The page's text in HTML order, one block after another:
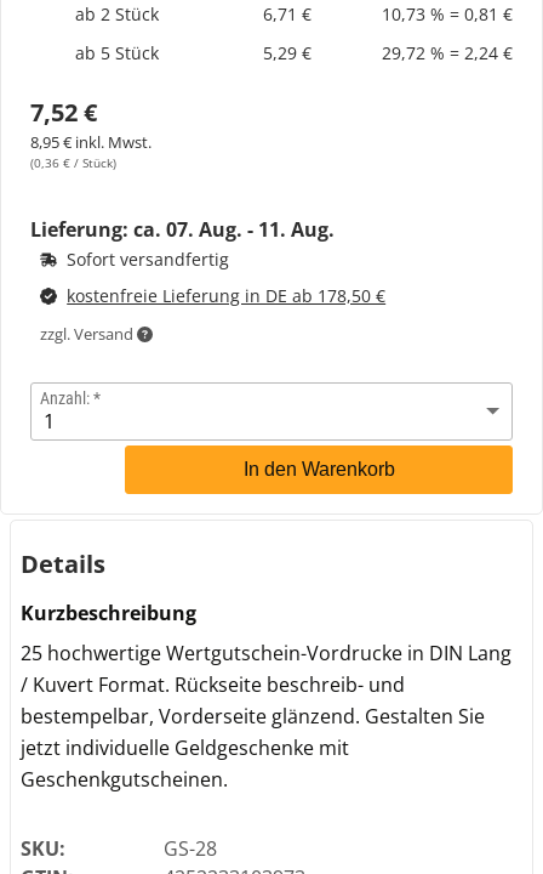
ab 2 Stück
6,71 €
10,73 % = 0,81 €
ab 5 Stück
5,29 € 29,72 % = 2,24 €
7,52 €
8,95 € inkl. Mwst.
(0,36 € / Stück)
Lieferung: ca. 07. Aug. - 11. Aug.
Sofort versandfertig
kostenfreie Lieferung in DE ab 178,50 €
zzgl. Versand
Anzahl:
In den Warenkorb
Details
Kurzbeschreibung
25 hochwertige Wertgutschein-Vordrucke in DIN Lang
/ Kuvert Format. Rückseite beschreib- und
bestempelbar, Vorderseite glänzend. Gestalten Sie
jetzt individuelle Geldgeschenke mit
Geschenkgutscheinen.
SKU:
GS-28